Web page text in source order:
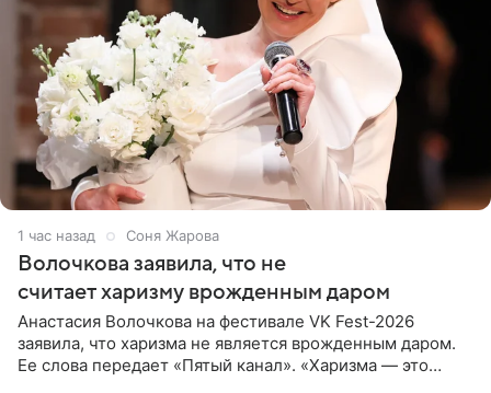
1 час назад Соня Жарова
Волочкова заявила, что не
считает харизму врожденным даром
Анастасия Волочкова на фестивале VK Fest-2026
заявила, что харизма не является врожденным даром.
Ее слова передает «Пятый канал». «Харизма — это